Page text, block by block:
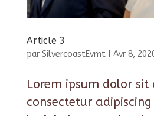
Article 3
par SilvercoastEvmt| Avr 8,
Lorem ipsum dolor sit
consectetur